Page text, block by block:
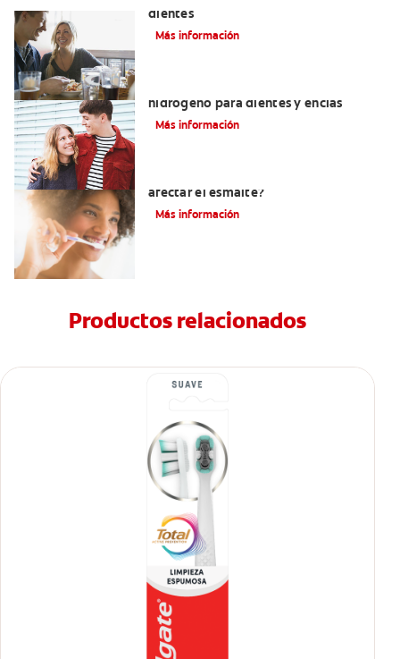
dientes
Más información
hidrógeno para dientes y encías
Más información
afectar el esmalte?
Más información
Productos relacionados